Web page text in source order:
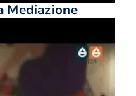
Mediazione